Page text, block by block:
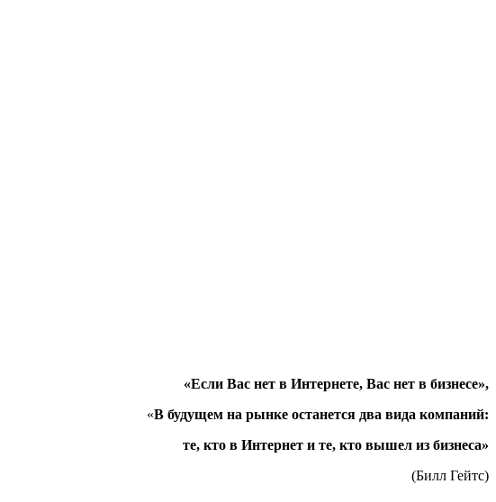
«Если Вас нет в Интернете, Вас нет в бизнесе»,
«В будущем на рынке останется два вида компаний:
те, кто в Интернет и те, кто вышел из бизнеса»
(Билл Гейтс)